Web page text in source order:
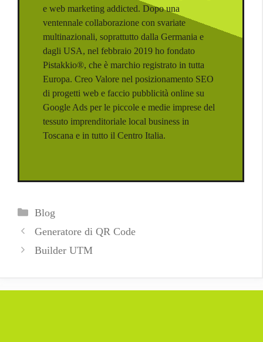
e web marketing addicted. Dopo una
ventennale collaborazione con svariate
multinazionali, soprattutto dalla Germania e
dagli USA, nel febbraio 2019 ho fondato
Pistakkio®, che è marchio registrato in tutta
Europa. Creo Valore nel posizionamento SEO
di progetti web e faccio pubblicità online su
Google Ads per le piccole e medie imprese del
tessuto imprenditoriale local business in
Toscana e in tutto il Centro Italia.
Categorie
Blog
Generatore di QR Code
Builder UTM